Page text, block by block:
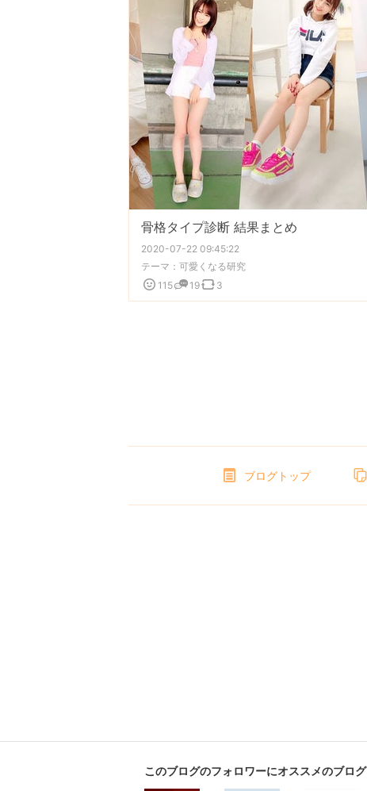
骨格タイプ診断 結果まとめ
2020-07-22 09:45:22
テーマ： 可愛くなる研究
115
19 3
ブログトップ
このブログのフォロワーにオススメのブログ